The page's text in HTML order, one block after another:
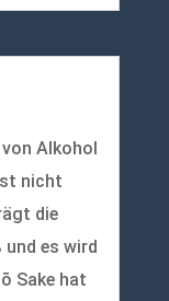
Alkohol
nicht
die
und es wird
Sake hat